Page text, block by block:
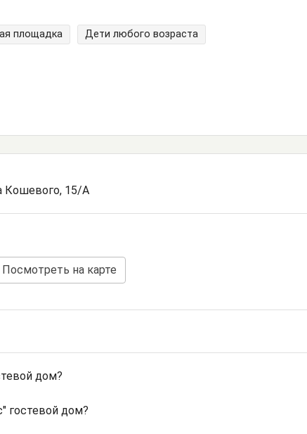
площадка
Дети любого возраста
Кошевого, 15/А
Посмотреть на карте
дом?
гостевой дом?